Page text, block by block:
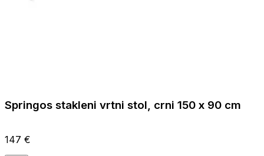
Springos stakleni vrtni stol, crni 150 x 90 cm
147 €